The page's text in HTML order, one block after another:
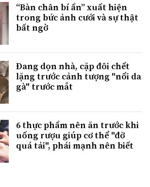
“Bàn chân bí ẩn” xuất hiện
trong bức ảnh cưới và sự thật
bất ngờ
Đang dọn nhà, cặp đôi chết
lặng trước cảnh tượng "nổi da
gà" trước mắt
6 thực phẩm nên ăn trước khi
uống rượu giúp cơ thể "đỡ
quá tải", phái mạnh nên biết